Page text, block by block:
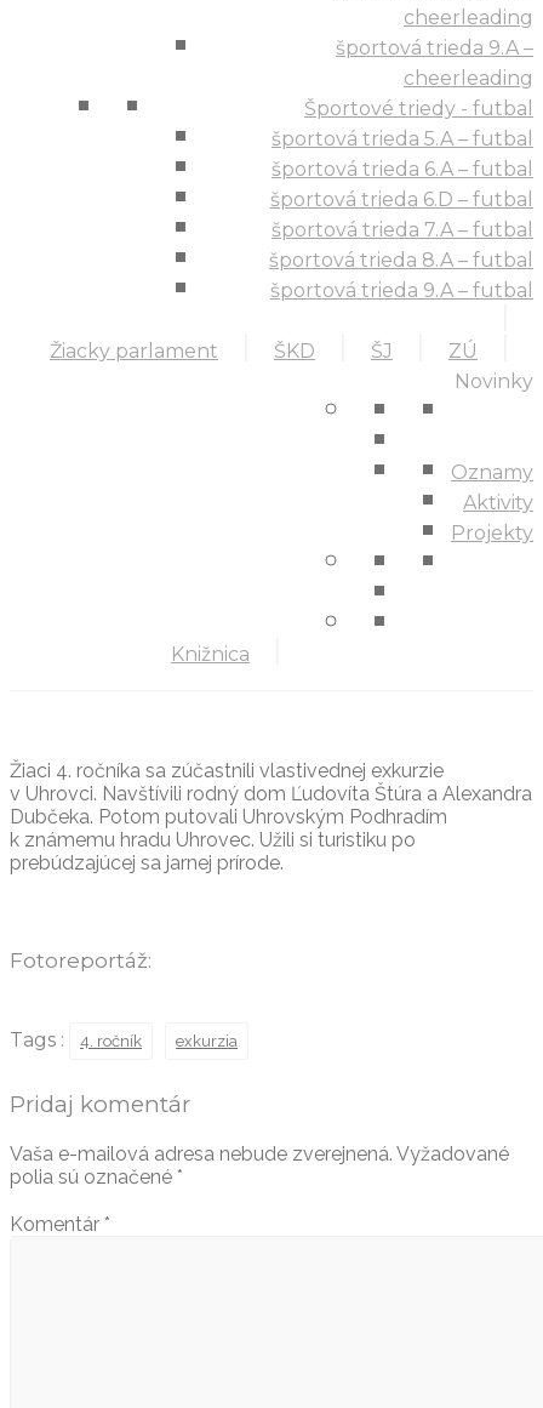
cheerleading
športová trieda 9.A –
cheerleading
Športové triedy - futbal
športová trieda 5.A – futbal
športová trieda 6.A – futbal
športová trieda 6.D – futbal
športová trieda 7.A – futbal
športová trieda 8.A – futbal
športová trieda 9.A – futbal
Žiacky parlament ŠKD ŠJ ZÚ
Knižnica
Novinky
Oznamy
Aktivity
Projekty
Žiaci 4. ročníka sa zúčastnili vlastivednej exkurzie
v Uhrovci. Navštívili rodný dom Ľudovíta Štúra a Alexandra
Dubčeka. Potom putovali Uhrovským Podhradím
k známemu hradu Uhrovec. Užili si turistiku po
prebúdzajúcej sa jarnej prírode.
Fotoreportáž:
Tags : 4. ročník exkurzia
Pridaj komentár
Vaša e-mailová adresa nebude zverejnená. Vyžadované
polia sú označené *
Komentár *